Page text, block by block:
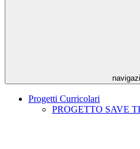
Progetti Curricolari
PROGETTO SAVE